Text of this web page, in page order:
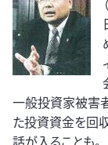
一般投資家被害
た投資資金を回